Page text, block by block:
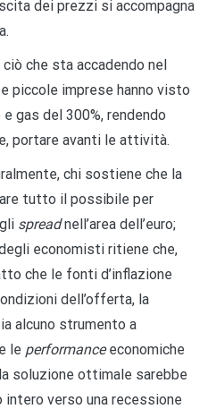
dei prezzi si accompagna
che sta accadendo nel
piccole imprese hanno visto
gas del 300%, rendendo
portare avanti le attività.
chi sostiene che la
tutto il possibile per
spreadnell’area dell’euro;
economisti ritiene che,
che le fonti d’inflazione
dell’offerta, la
alcuno strumento a
le performanceeconomiche
soluzione ottimale sarebbe
intero verso una recessione